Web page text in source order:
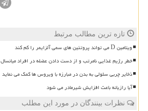
تازه ترین مطالب مرتبط
ویتامین D می تواند پروتئین های سمی آلزایمر را کم کند
خطر رژیم غذایی نامرتب و از دست دادن عضله در افراد میانسال
ذخایر چربی سلولی به بدن در مبارزه با ویروس ها کمک می نماید
آیا رازیانه باعث افزایش شیرمادر می شود
نظرات بینندگان در مورد این مطلب